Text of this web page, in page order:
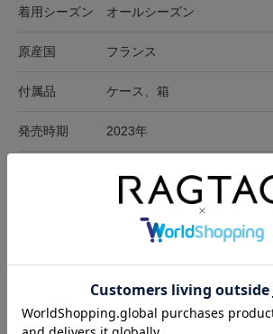
着用シーズン オールシーズン
原産国 フランス
付属品 ケース、箱
発売時期 2023年
モチーフ縦 モチー
サ